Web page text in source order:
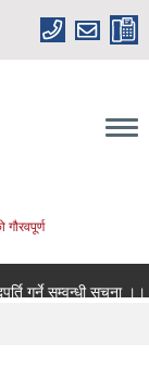
गर्ने सम्वन्धी सूचना ।।